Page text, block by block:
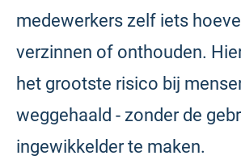
medewerkers zelf iets
verzinnen of onthouden.
het grootste risico bij
weggehaald - zonder de
ingewikkelder te maken.